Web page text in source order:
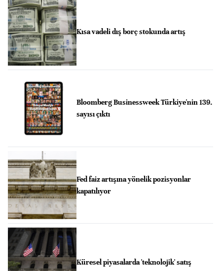
Kısa vadeli dış borç stokunda artış
Bloomberg Businessweek Türkiye'nin 139.
sayısı çıktı
Fed faiz artışına yönelik pozisyonlar
kapatılıyor
Küresel piyasalarda 'teknolojik' satış